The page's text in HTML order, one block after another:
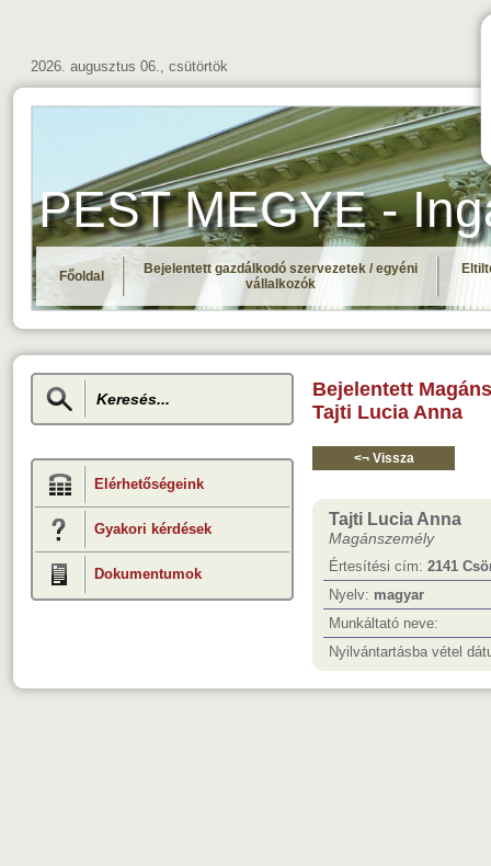
2026. augusztus 06., csütörtök
PEST MEGYE -
Főoldal
Bejelentett gazdálkodó szervezetek / egyéni
vállalkozók
Elérhetőségeink
Gyakori kérdések
Dokumentumok
Bejelentett
Tajti Lucia Anna
<¬ Vissza
Tajti Lucia Anna
Magánszemély
Értesítési cím: 2141
Nyelv: magyar
Munkáltató neve:
Nyilvántartásba vétel